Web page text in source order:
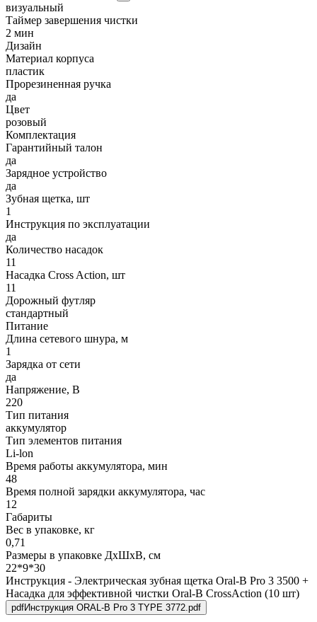
визуальный
Таймер завершения чистки
2 мин
Дизайн
Материал корпуса
пластик
Прорезиненная ручка
да
Цвет
розовый
Комплектация
Гарантийный талон
да
Зарядное устройство
да
Зубная щетка, шт
1
Инструкция по эксплуатации
да
Количество насадок
11
Насадка Cross Action, шт
11
Дорожный футляр
стандартный
Питание
Длина сетевого шнура, м
1
Зарядка от сети
да
Напряжение, В
220
Тип питания
аккумулятор
Тип элементов питания
Li-lon
Время работы аккумулятора, мин
48
Время полной зарядки аккумулятора, час
12
Габариты
Вес в упаковке, кг
0,71
Размеры в упаковке ДxШxВ, см
22*9*30
Инструкция - Электрическая зубная щетка Oral-B Pro 3 3500 +
Насадка для эффективной чистки Oral-B CrossAction (10 шт)
pdfИнструкция ORAL-B Pro 3 TYPE 3772.pdf